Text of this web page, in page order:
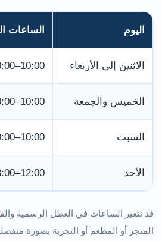
اليوم الساعات
الاثنين إلى الأربعاء 10:00–20:00
الخميس والجمعة 10:00–20:00
السبت 10:00–20:00
الأحد 12:00–18:00
قد تتغير الساعات في العطل الرسمية
المتجر أو المطعم أو التجربة بصورة